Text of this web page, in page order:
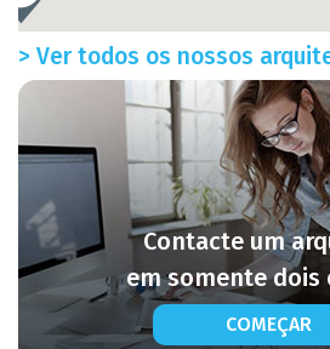
> Ver todos os nossos
Contacte um
em somente dois
COMEÇAR